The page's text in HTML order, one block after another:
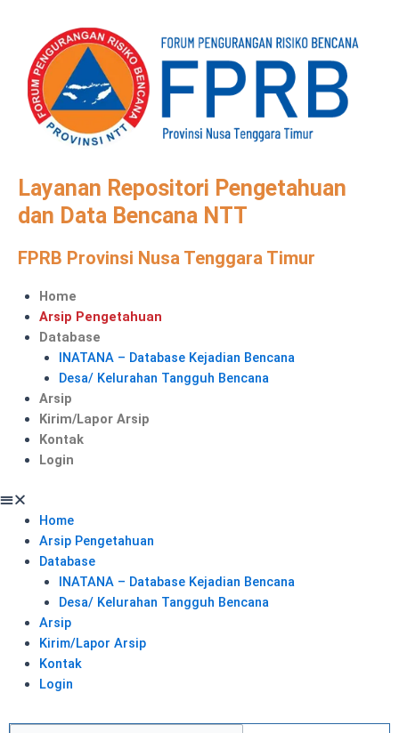
content
Layanan Repositori Pengetahuan
dan Data Bencana NTT
FPRB Provinsi Nusa Tenggara Timur
Home
Arsip Pengetahuan
Database
INATANA – Database Kejadian Bencana
Desa/ Kelurahan Tangguh Bencana
Arsip
Kirim/Lapor Arsip
Kontak
Login
Menu
Home
Arsip Pengetahuan
Database
INATANA – Database Kejadian Bencana
Desa/ Kelurahan Tangguh Bencana
Arsip
Kirim/Lapor Arsip
Kontak
Login